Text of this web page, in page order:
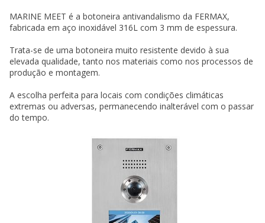
MARINE MEET é a botoneira antivandalismo da FERMAX,
fabricada em aço inoxidável 316L com 3 mm de espessura.
Trata-se de uma botoneira muito resistente devido à sua
elevada qualidade, tanto nos materiais como nos processos de
produção e montagem.
A escolha perfeita para locais com condições climáticas
extremas ou adversas, permanecendo inalterável com o passar
do tempo.